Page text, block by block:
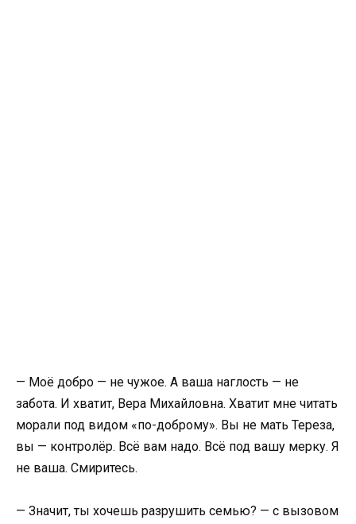
— Моё добро — не чужое. А ваша наглость — не
забота. И хватит, Вера Михайловна. Хватит мне читать
морали под видом «по-доброму». Вы не мать Тереза,
вы — контролёр. Всё вам надо. Всё под вашу мерку. Я
не ваша. Смиритесь.
— Значит, ты хочешь разрушить семью? — с вызовом